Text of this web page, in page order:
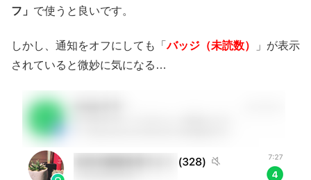
フ」 で使うと良いです。
しかし、通知をオフにしても「バッジ（未読数）
」が表示
されていると微妙に気になる…